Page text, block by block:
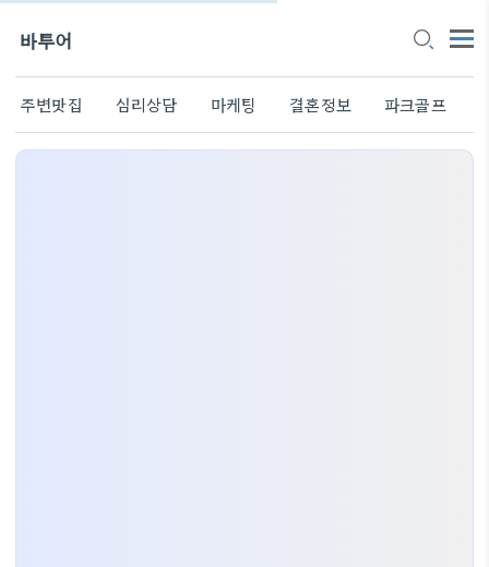
바투어
주변맛집 심리상담 마케팅 결혼정보 파크골프